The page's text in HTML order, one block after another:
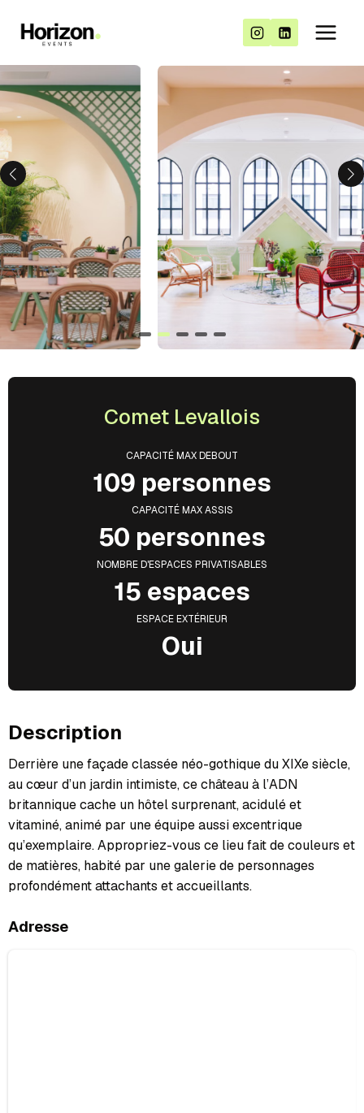
Comet Levallois
CAPACITÉ MAX DEBOUT
109 personnes
CAPACITÉ MAX ASSIS
50 personnes
NOMBRE D'ESPACES PRIVATISABLES
15 espaces
ESPACE EXTÉRIEUR
Oui
Description
Derrière une façade classée néo-gothique du XIXe siècle,
au cœur d’un jardin intimiste, ce château à l’ADN
britannique cache un hôtel surprenant, acidulé et
vitaminé, animé par une équipe aussi excentrique
qu’exemplaire. Appropriez-vous ce lieu fait de couleurs et
de matières, habité par une galerie de personnages
profondément attachants et accueillants.
Adresse